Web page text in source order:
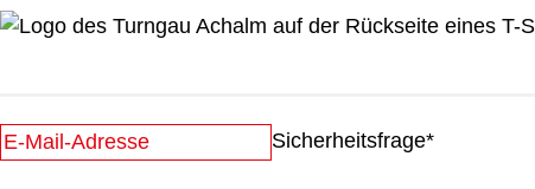
Sicherheitsfrage*